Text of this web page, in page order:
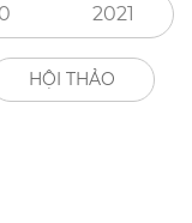
2021
HỘI THẢO